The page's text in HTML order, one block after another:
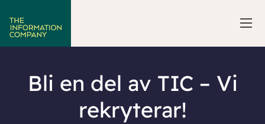
Bli en del av TIC – Vi
rekryterar!